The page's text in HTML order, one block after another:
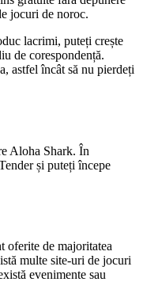
jocuri de noroc.
lacrimi, puteți crește
de corespondență.
astfel încât să nu pierdeți
Aloha Shark. În
și puteți începe
oferite de majoritatea
multe site-uri de jocuri
evenimente sau